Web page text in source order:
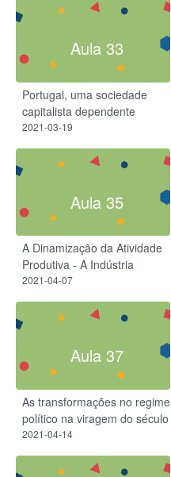
Aula 33
Portugal, uma sociedade
capitalista dependente
2021-03-19
Aula 35
A Dinamização da Atividade
Produtiva - A Indústria
2021-04-07
Aula 37
As transformações no regime
político na viragem do século
2021-04-14